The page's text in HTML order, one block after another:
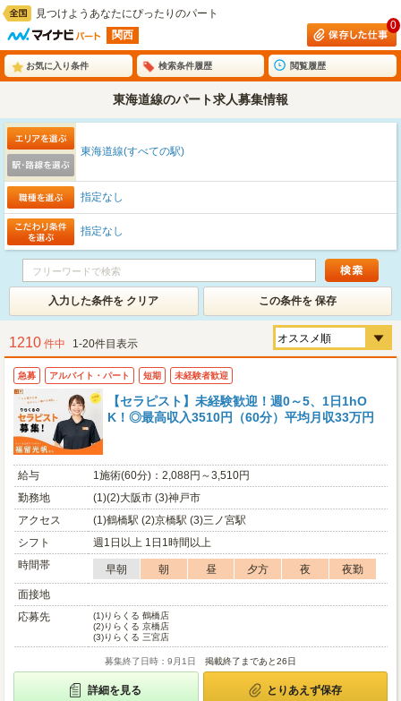
見つけようあなたにぴったりのパート
関西
0
お気に入り条件 検索条件履歴 閲覧履歴
東海道線のパート求人募集情報
東海道線(すべての駅)
指定なし
指定なし
入力した条件を クリア この条件を 保存
1210 件中 1-20件目表示
急募 アルバイト・パート 短期 未経験者歓迎
【セラピスト】未経験歓迎！週0～5、1日1hO
K！◎最高収入3510円（60分）平均月収33万円
給与
1施術(60分)：2,088円～3,510円
勤務地
(1)(2)大阪市 (3)神戸市
アクセス
(1)鶴橋駅 (2)京橋駅 (3)三ノ宮駅
シフト
週1日以上 1日1時間以上
時間帯
早朝 朝 昼 夕方 夜
夜勤
面接地
応募先
(1)りらくる 鶴橋店
(2)りらくる 京橋店
(3)りらくる 三宮店
募集終了日時：9月1日 掲載終了まであと26日
詳細を見る とりあえず保存